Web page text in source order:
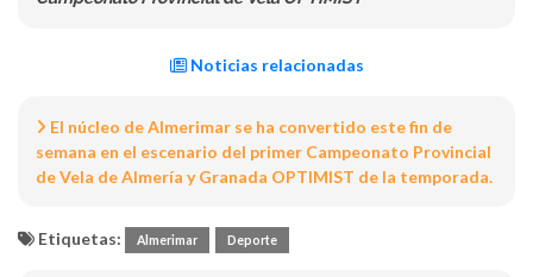
Noticias relacionadas
El núcleo de Almerimar se ha convertido este fin de
semana en el escenario del primer Campeonato Provincial
de Vela de Almería y Granada OPTIMIST de la temporada.
Etiquetas: Almerimar Deporte